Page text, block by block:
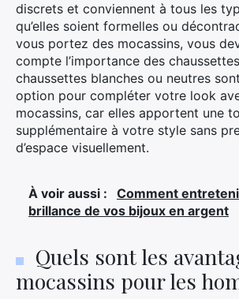
discrets et conviennent à tous les
qu’elles soient formelles ou
vous portez des mocassins, vous
compte l’importance des
chaussettes blanches ou neutres
option pour compléter votre look
mocassins, car elles apportent une
supplémentaire à votre style sans
d’espace visuellement.
À voir aussi :
Comment
brillance de vos bijoux en argent
Quels sont les
mocassins pour les